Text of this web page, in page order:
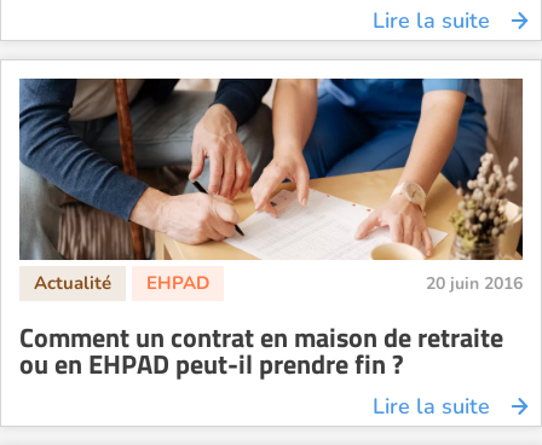
Lire la suite
20 juin 2016
Comment un contrat en maison de retraite
ou en EHPAD peut-il prendre fin ?
Lire la suite